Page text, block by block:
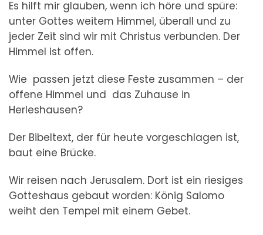
Es hilft mir glauben, wenn ich höre und spüre:
unter Gottes weitem Himmel, überall und zu
jeder Zeit sind wir mit Christus verbunden. Der
Himmel ist offen.
Wie passen jetzt diese Feste zusammen – der
offene Himmel und das Zuhause in
Herleshausen?
Der Bibeltext, der für heute vorgeschlagen ist,
baut eine Brücke.
Wir reisen nach Jerusalem. Dort ist ein riesiges
Gotteshaus gebaut worden: König Salomo
weiht den Tempel mit einem Gebet.